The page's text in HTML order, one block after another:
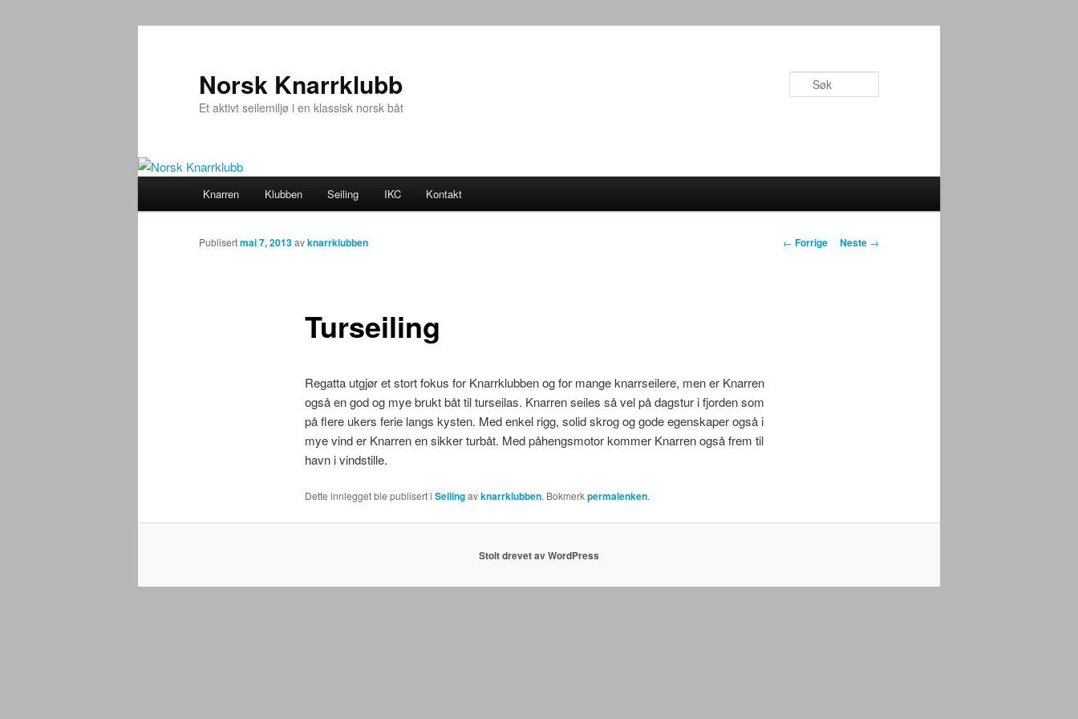
Norsk Knarrklubb
Et aktivt seilemiljø i en klassisk norsk båt
Knarren Klubben Seiling IKC Kontakt
Innleggsnavigasjon
← Forrige Neste →
Turseiling
Publisertmai 7, 2013avknarrklubben
Regatta utgjør et stort fokus for Knarrklubben og for mange knarrseilere, men er Knarren
også en god og mye brukt båt til turseilas. Knarren seiles så vel på dagstur i fjorden som
på flere ukers ferie langs kysten. Med enkel rigg, solid skrog og gode egenskaper også i
mye vind er Knarren en sikker turbåt. Med påhengsmotor kommer Knarren også frem til
havn i vindstille.
Dette innlegget ble publisert i Seilingavknarrklubben. Bokmerkpermalenken.
Stolt drevet av WordPress